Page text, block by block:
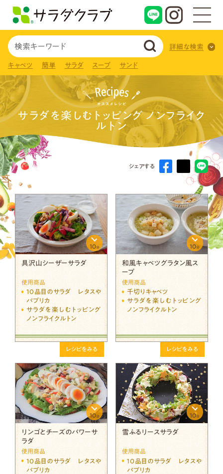
サラダを楽しむトッピング ノンフライク
ルトン
詳細な検索
キャベツ 簡単 サラダ スープ サンド
シェアする
具沢山シーザーサラダ
10分
使用商品
10品目のサラダ レタスや
パプリカ
サラダを楽しむトッピング
ノンフライクルトン
レシピをみる
和風キャベツグラタン風ス
ープ
10分
使用商品
千切りキャベツ
サラダを楽しむトッピング
ノンフライクルトン
レシピをみる
リンゴとチーズのパワーサ
ラダ
10分
使用商品
10品目のサラダ レタスや
パプリカ
雪ふるリースサラダ
10分
使用商品
１０品目のサラダ レタスや
パプリカ